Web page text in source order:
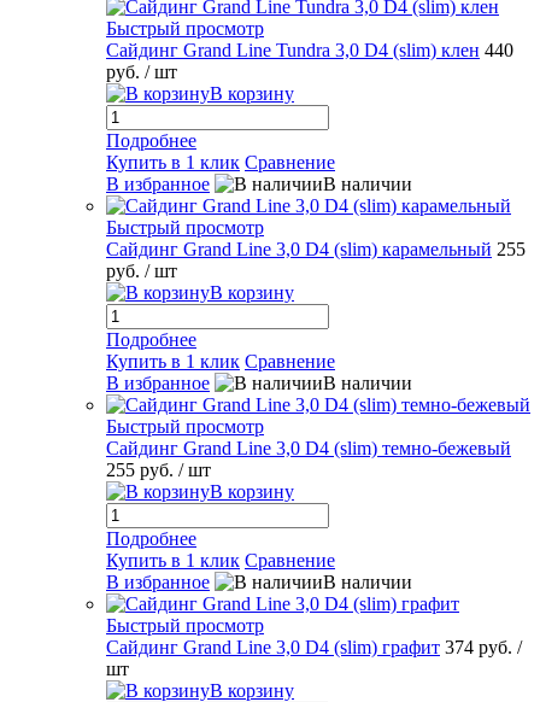
Быстрый просмотр
Сайдинг Grand Line Tundra 3,0 D4 (slim) клен 440
руб. / шт
В корзину
Подробнее
Купить в 1 клик Сравнение
В избранное
В наличии
Быстрый просмотр
Сайдинг Grand Line 3,0 D4 (slim) карамельный 255
руб. / шт
В корзину
Подробнее
Купить в 1 клик Сравнение
В избранное
В наличии
Быстрый просмотр
Сайдинг Grand Line 3,0 D4 (slim) темно-бежевый
255 руб. / шт
В корзину
Подробнее
Купить в 1 клик Сравнение
В избранное
В наличии
Быстрый просмотр
Сайдинг Grand Line 3,0 D4 (slim) графит 374 руб. /
шт
В корзину